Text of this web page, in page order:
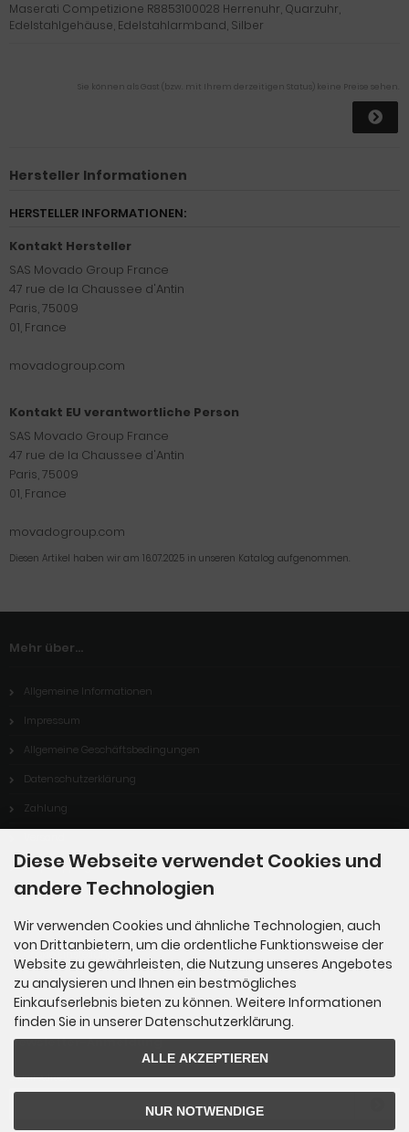
Maserati Competizione R8853100028 Herrenuhr, Quarzuhr,
Edelstahlgehäuse, Edelstahlarmband, Silber
Sie können als Gast (bzw. mit Ihrem derzeitigen Status) keine Preise sehen.
Hersteller Informationen
HERSTELLER INFORMATIONEN:
Kontakt Hersteller
SAS Movado Group France
47 rue de la Chaussee d'Antin
Paris, 75009
01, France
movadogroup.com
Kontakt EU verantwortliche Person
SAS Movado Group France
47 rue de la Chaussee d'Antin
Paris, 75009
01, France
movadogroup.com
Diesen Artikel haben wir am 16.07.2025 in unseren Katalog aufgenommen.
Mehr über...
Allgemeine Informationen
Impressum
Allgemeine Geschäftsbedingungen
Datenschutzerklärung
Zahlung
Dropshipping Service
EPR
Kontakt
Cookie Einstellungen
Newsletter-Anmeldung
E-Mail-Adresse:
Diese Webseite verwendet Cookies und
andere Technologien
Wir verwenden Cookies und ähnliche Technologien, auch
von Drittanbietern, um die ordentliche Funktionsweise der
Website zu gewährleisten, die Nutzung unseres Angebotes
zu analysieren und Ihnen ein bestmögliches
Einkaufserlebnis bieten zu können. Weitere Informationen
finden Sie in unserer Datenschutzerklärung.
ALLE AKZEPTIEREN
NUR NOTWENDIGE